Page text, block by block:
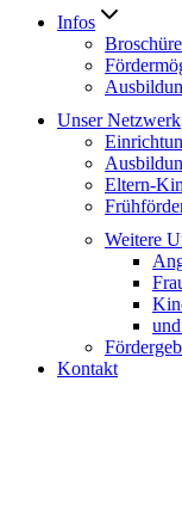
Infos
Unser Netzwerk
Eltern-
Weitere
Kontakt